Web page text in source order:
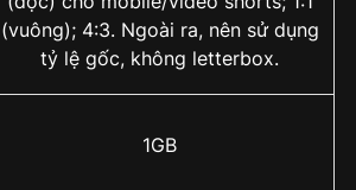
(vuông); 4:3. Ngoài ra, nên sử dụng
tỷ lệ gốc, không letterbox.
1GB